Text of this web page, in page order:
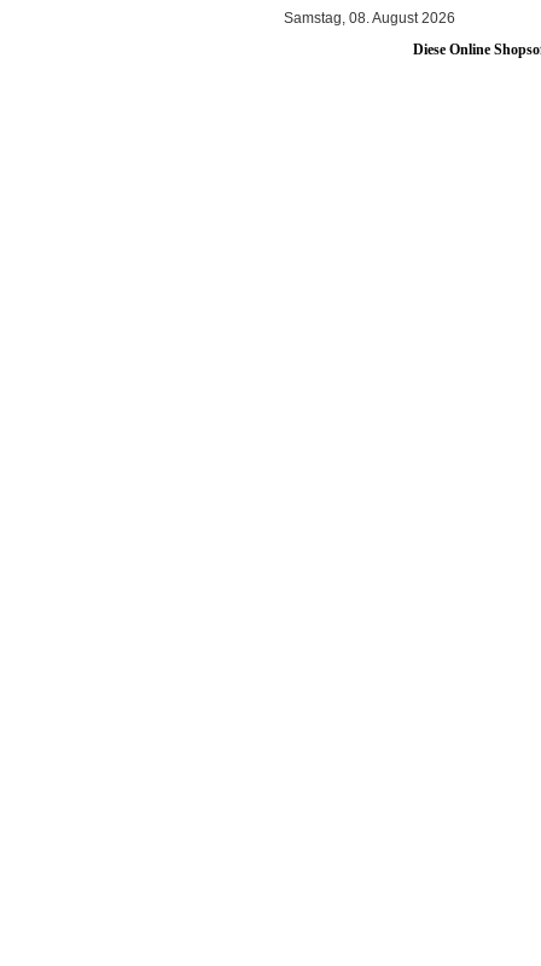
Samstag, 08. August 2026
Diese Online